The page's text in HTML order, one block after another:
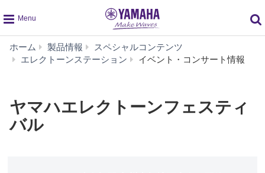
global
navigation
ホーム 製品情報
スペシャルコンテンツ
エレクトーンステーション
イベント・コンサート情報
レ
ヤマハエレクトーンフェスティ
バル